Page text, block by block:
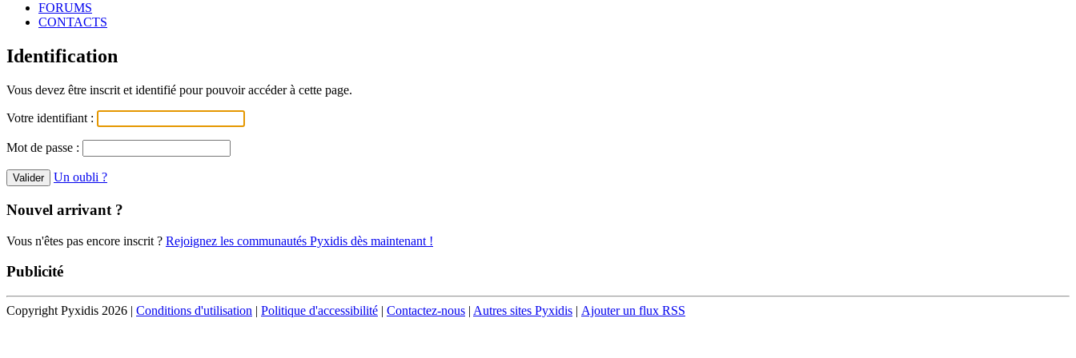
FORUMS
CONTACTS
Identification
Vous devez être inscrit et identifié pour pouvoir accéder à cette page.
Votre identifiant :
Mot de passe :
Un oubli ?
Nouvel arrivant ?
Vous n'êtes pas encore inscrit ? Rejoignez les communautés Pyxidis dès maintenant !
Publicité
Copyright Pyxidis 2026 | Conditions d'utilisation | Politique d'accessibilité | Contactez-nous | Autres sites Pyxidis | Ajouter un flux RSS